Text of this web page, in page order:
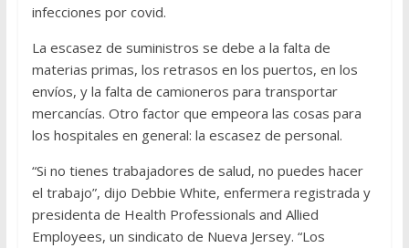
infecciones por covid.
La escasez de suministros se debe a la falta de
materias primas, los retrasos en los puertos, en los
envíos, y la falta de camioneros para transportar
mercancías. Otro factor que empeora las cosas para
los hospitales en general: la escasez de personal.
“Si no tienes trabajadores de salud, no puedes hacer
el trabajo”, dijo Debbie White, enfermera registrada y
presidenta de Health Professionals and Allied
Employees, un sindicato de Nueva Jersey. “Los